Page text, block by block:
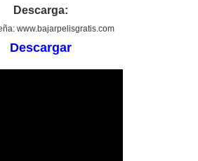
Descarga:
www.bajarpelisgratis.com
Descargar